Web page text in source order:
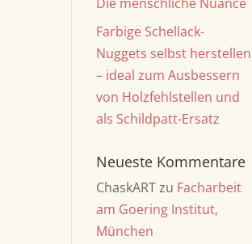
Farbige Schellack-
Nuggets selbst herstellen
– ideal zum Ausbessern
von Holzfehlstellen und
als Schildpatt-Ersatz
Neueste Kommentare
ChaskARTzu Facharbeit
am Goering Institut,
München